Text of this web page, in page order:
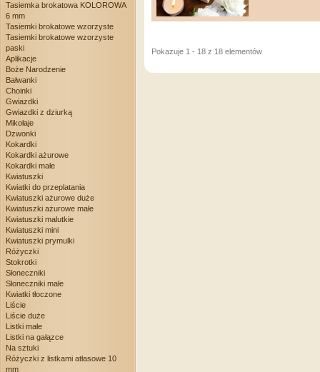
Tasiemka brokatowa KOLOROWA
6 mm
Tasiemki brokatowe wzorzyste
Tasiemki brokatowe wzorzyste
paski
Aplikacje
Boże Narodzenie
Bałwanki
Choinki
Gwiazdki
Gwiazdki z dziurką
Mikołaje
Dzwonki
Kokardki
Kokardki ażurowe
Kokardki małe
Kwiatuszki
Kwiatki do przeplatania
Kwiatuszki ażurowe duże
Kwiatuszki ażurowe małe
Kwiatuszki malutkie
Kwiatuszki mini
Kwiatuszki prymulki
Różyczki
Stokrotki
Słoneczniki
Słoneczniki małe
Kwiatki tłoczone
Liście
Liście duże
Listki małe
Listki na gałązce
Na sztuki
Różyczki z listkami atłasowe 10
mm
Pokazuje 1 - 18 z 18 elementów